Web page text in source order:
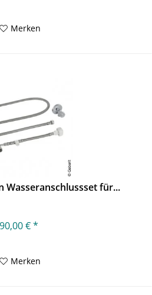
Merken
Wasseranschlussset für...
90,00 € *
Merken